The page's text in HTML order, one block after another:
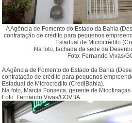
A Agência de Fomento do Estado da Bahia
contratação de crédito para pequenos
Estadual de Microcrédito
Na foto, fachada da sede da
Foto: Fernando Vivas/
A Agência de Fomento do Estado da Bahia
contratação de crédito para pequenos
Estadual de Microcrédito (CrediBahia).
Na foto, Márcia Fonseca, gerente de Micofinaças
Foto: Fernando Vivas/GOVBA